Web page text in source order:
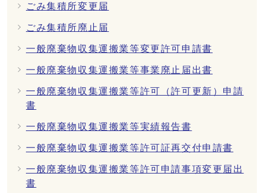
ごみ集積所変更届
ごみ集積所廃止届
一般廃棄物収集運搬業等変更許可申請書
一般廃棄物収集運搬業等事業廃止届出書
一般廃棄物収集運搬業等許可（許可更新）申請
書
一般廃棄物収集運搬業等実績報告書
一般廃棄物収集運搬業等許可証再交付申請書
一般廃棄物収集運搬業等許可申請事項変更届出
書